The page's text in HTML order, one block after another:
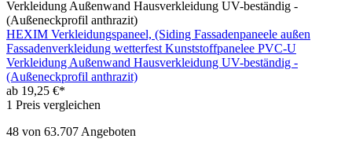
HEXIM Verkleidungspaneel, (Siding Fassadenpaneele außen
Fassadenverkleidung wetterfest Kunststoffpanelee PVC-U
Verkleidung Außenwand Hausverkleidung UV-beständig -
(Außeneckprofil anthrazit)
ab 19,25 €*
1 Preis vergleichen
48 von 63.707 Angeboten